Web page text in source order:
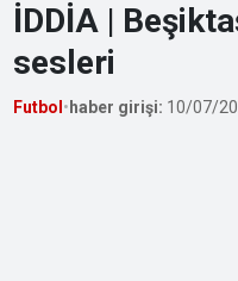
İDDİA |
sesleri
Futbol • haber girişi: 10/07/